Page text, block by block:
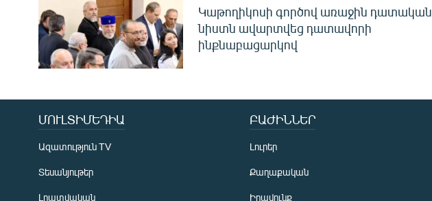
Կաթողիկոսի գործով առաջին դատական
նիստն ավարտվեց դատավորի
ինքնաբացարկով
ՄՈՒԼՏԻՄԵԴԻԱ
Ազատություն TV
Տեսանյութեր
Լրատվական
ԲԱԺԻՆՆԵՐ
Լուրեր
Քաղաքական
Իրավունք